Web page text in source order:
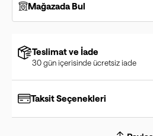
Mağazada Bul
Teslimat ve İade
30 gün içerisinde ücretsiz iade
Taksit Seçenekleri